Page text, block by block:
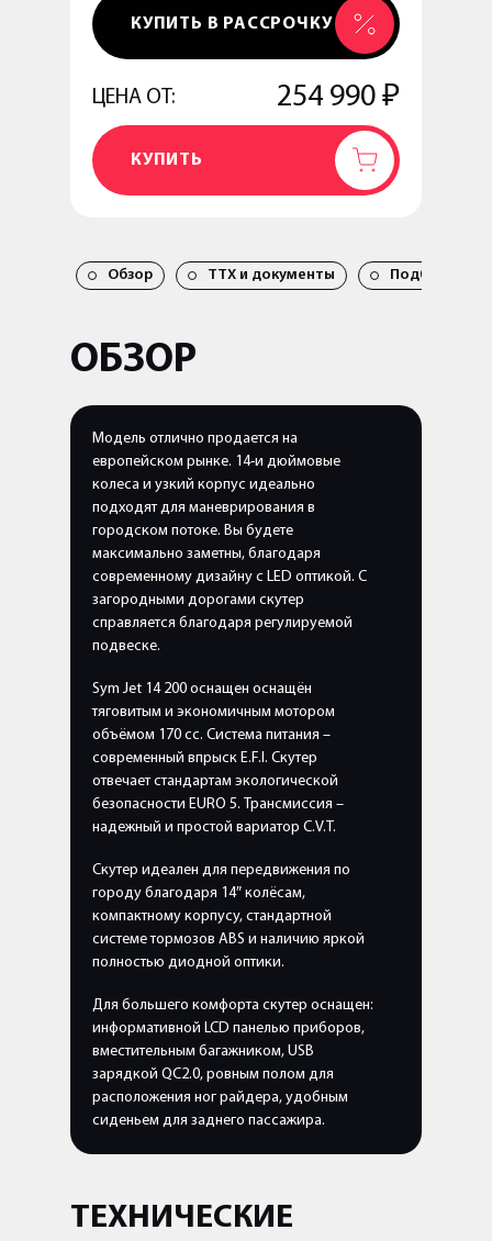
КУПИТЬ В РАССРОЧКУ
ЦЕНА ОТ: 254 990 ₽
КУПИТЬ
Обзор TTX и документы Подбор
ОБЗОР
Модель отлично продается на
европейском рынке. 14-и дюймовые
колеса и узкий корпус идеально
подходят для маневрирования в
городском потоке. Вы будете
максимально заметны, благодаря
современному дизайну с LED оптикой. С
загородными дорогами скутер
справляется благодаря регулируемой
подвеске.
Sym Jet 14 200 оснащен оснащён
тяговитым и экономичным мотором
объёмом 170 сс. Система питания –
современный впрыск E.F.I. Скутер
отвечает стандартам экологической
безопасности EURO 5. Трансмиссия –
надежный и простой вариатор C.V.T.
Скутер идеален для передвижения по
городу благодаря 14″ колёсам,
компактному корпусу, стандартной
системе тормозов ABS и наличию яркой
полностью диодной оптики.
Для большего комфорта скутер оснащен:
информативной LCD панелью приборов,
вместительным багажником, USB
зарядкой QC2.0, ровным полом для
расположения ног райдера, удобным
сиденьем для заднего пассажира.
ТЕХНИЧЕСКИЕ